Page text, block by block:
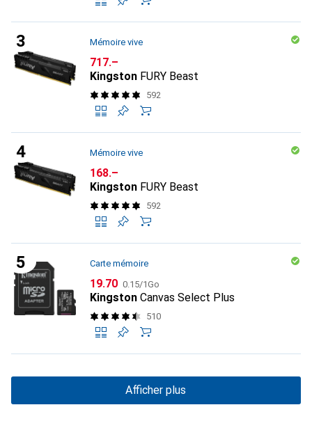
Mémoire vive
CHF
717.–
Kingston FURY Beast
592
Mémoire vive
CHF
168.–
Kingston FURY Beast
592
Carte mémoire
CHF
19.70 CHF
0.15/1Go
Kingston Canvas Select Plus
510
Afficher plus